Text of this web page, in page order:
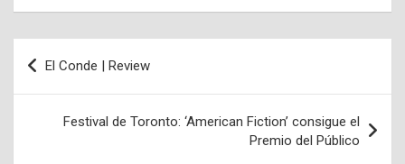
Navegación
de
entradas
El Conde | Review
Festival de Toronto: ‘American Fiction’ consigue el
Premio del Público